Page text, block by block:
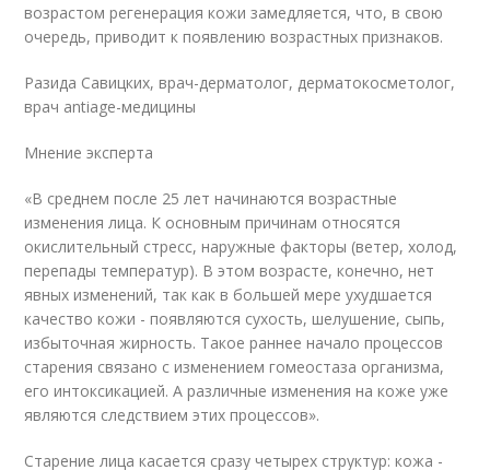
возрастом регенерация кожи замедляется, что, в свою
очередь, приводит к появлению возрастных признаков.
Разида Савицких, врач-дерматолог, дерматокосметолог,
врач antiage-медицины
Мнение эксперта
«В среднем после 25 лет начинаются возрастные
изменения лица. К основным причинам относятся
окислительный стресс, наружные факторы (ветер, холод,
перепады температур). В этом возрасте, конечно, нет
явных изменений, так как в большей мере ухудшается
качество кожи - появляются сухость, шелушение, сыпь,
избыточная жирность. Такое раннее начало процессов
старения связано с изменением гомеостаза организма,
его интоксикацией. А различные изменения на коже уже
являются следствием этих процессов».
Старение лица касается сразу четырех структур: кожа -